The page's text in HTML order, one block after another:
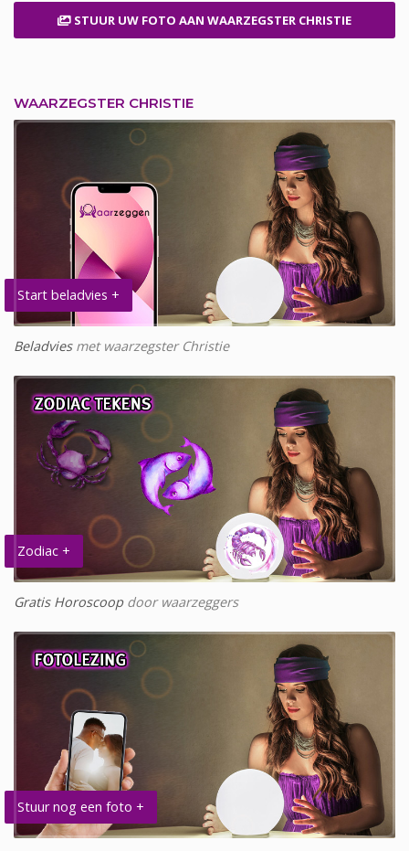
STUUR UW FOTO AAN WAARZEGSTER CHRISTIE
WAARZEGSTER CHRISTIE
Start beladvies +
Beladviesmet waarzegster Christie
Zodiac +
Gratis Horoscoopdoor waarzeggers
Stuur nog een foto +